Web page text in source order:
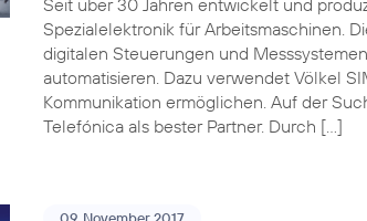
Seit über 30 Jahren entwickelt und
Spezialelektronik für Arbeitsmaschinen.
digitalen Steuerungen und
automatisieren. Dazu verwendet Völkel
Kommunikation ermöglichen. Auf der
Telefónica als bester Partner. Durch […]